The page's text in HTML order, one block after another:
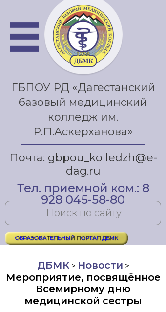
ГБПОУ РД «Дагестанский
базовый медицинский
колледж им.
Р.П.Аскерханова»
Почта: gbpou_kolledzh@e-
dag.ru
Тел. приемной ком.: 8
928 045-58-80
ОБРАЗОВАТЕЛЬНЫЙ ПОРТАЛ ДБМК
ДБМК> Новости >
Мероприятие, посвящённое
Всемирному дню
медицинской сестры